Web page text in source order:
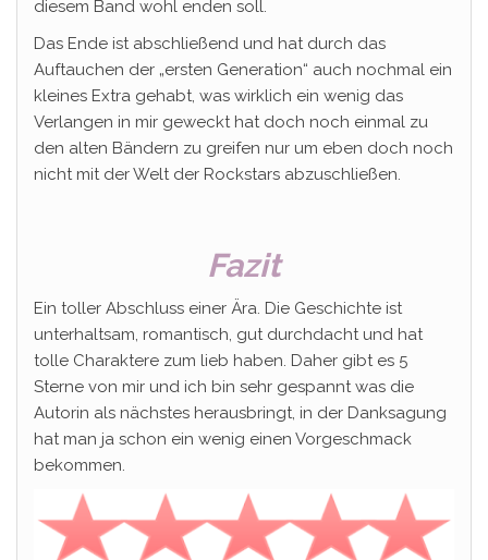
diesem Band wohl enden soll.
Das Ende ist abschließend und hat durch das
Auftauchen der „ersten Generation“ auch nochmal ein
kleines Extra gehabt, was wirklich ein wenig das
Verlangen in mir geweckt hat doch noch einmal zu
den alten Bändern zu greifen nur um eben doch noch
nicht mit der Welt der Rockstars abzuschließen.
Fazit
Ein toller Abschluss einer Ära. Die Geschichte ist
unterhaltsam, romantisch, gut durchdacht und hat
tolle Charaktere zum lieb haben. Daher gibt es 5
Sterne von mir und ich bin sehr gespannt was die
Autorin als nächstes herausbringt, in der Danksagung
hat man ja schon ein wenig einen Vorgeschmack
bekommen.